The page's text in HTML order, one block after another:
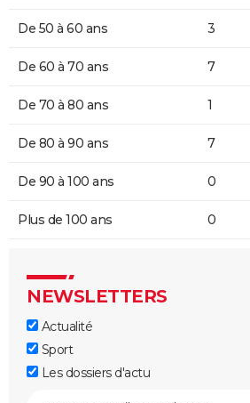
De 50 à 60 ans 3
De 60 à 70 ans 7
De 70 à 80 ans 1
De 80 à 90 ans 7
De 90 à 100 ans 0
Plus de 100 ans 0
NEWSLETTERS
Actualité
Sport
Les dossiers d'actu